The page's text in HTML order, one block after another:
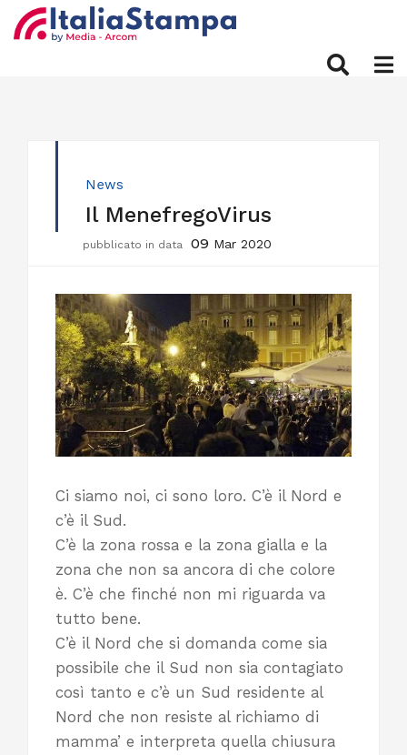
News
Il MenefregoVirus
pubblicato in data 09 Mar 2020
Ci siamo noi, ci sono loro. C’è il Nord e
c’è il Sud.
C’è la zona rossa e la zona gialla e la
zona che non sa ancora di che colore
è. C’è che finché non mi riguarda va
tutto bene.
C’è il Nord che si domanda come sia
possibile che il Sud non sia contagiato
così tanto e c’è un Sud residente al
Nord che non resiste al richiamo di
mamma’ e interpreta quella chiusura